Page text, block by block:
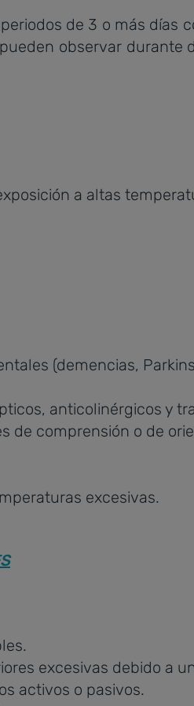
de 3 o más días
observar durante
a altas
(demencias,
anticolinérgicos y
de comprensión o de
excesivas.
excesivas debido a
activos o pasivos.